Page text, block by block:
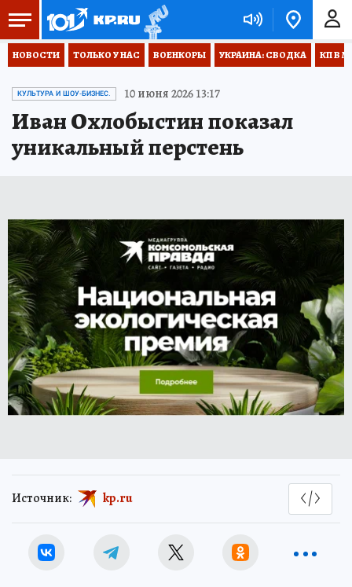
НОВОСТИ ТОЛЬКО У НАС ВОЕНКОРЫ УКРАИНА: СВОДКА КП В
КУЛЬТУРА И ШОУ-БИЗНЕС. 10 июня 2026 13:17
Иван Охлобыстин показал
уникальный перстень
Источник: kp.ru